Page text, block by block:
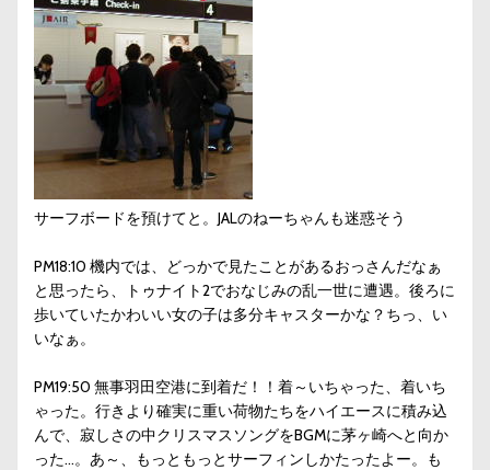
サーフボードを預けてと。JALのねーちゃんも迷惑そう
PM18:10 機内では、どっかで見たことがあるおっさんだなぁ
と思ったら、トゥナイト2でおなじみの乱一世に遭遇。後ろに
歩いていたかわいい女の子は多分キャスターかな？ちっ、い
いなぁ。
PM19:50 無事羽田空港に到着だ！！着～いちゃった、着いち
ゃった。行きより確実に重い荷物たちをハイエースに積み込
んで、寂しさの中クリスマスソングをBGMに茅ヶ崎へと向か
った…。あ～、もっともっとサーフィンしかたったよー。も